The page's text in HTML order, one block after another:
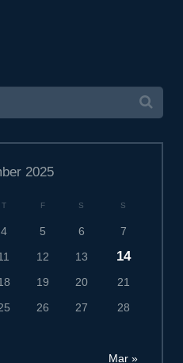
2025
T F S S
Mar »
4 5 6
7
12 13 14
19 20
21
26 27
28